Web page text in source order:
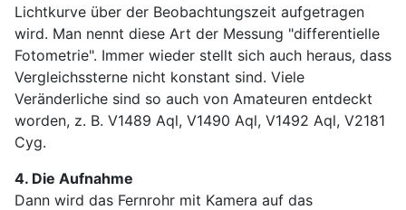
Lichtkurve über der Beobachtungszeit aufgetragen
wird. Man nennt diese Art der Messung "differentielle
Fotometrie". Immer wieder stellt sich auch heraus, dass
Vergleichssterne nicht konstant sind. Viele
Veränderliche sind so auch von Amateuren entdeckt
worden, z. B. V1489 Aql, V1490 Aql, V1492 Aql, V2181
Cyg.
4. Die Aufnahme
Dann wird das Fernrohr mit Kamera auf das